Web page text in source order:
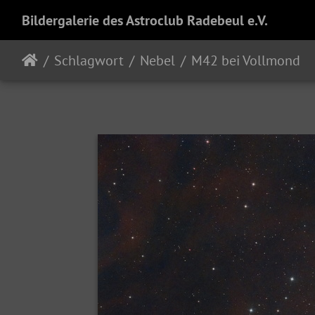
Bildergalerie des Astroclub Radebeul e.V.
Schlagwort Nebel M42 bei Vollmond